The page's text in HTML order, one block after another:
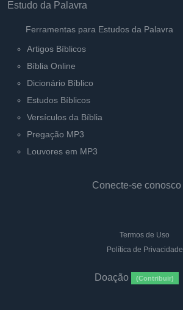
Estudo da Palavra
Ferramentas para Estudos da Palavra
Artigos Bíblicos
Bíblia Online
Dicionário Bíblico
Estudos Bíblicos
Versículos da Bíblia
Pregação MP3
Louvores em MP3
Conecte-se conosco
Termos de Uso
Política de Privacidade
Doação (Contribuir)